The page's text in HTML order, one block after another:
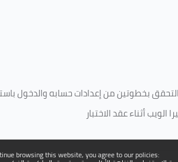
browsing this website, you agree to our policies:
بخطوتين من إعدادات حسابه والدخول
أثناء عقد الاختبار